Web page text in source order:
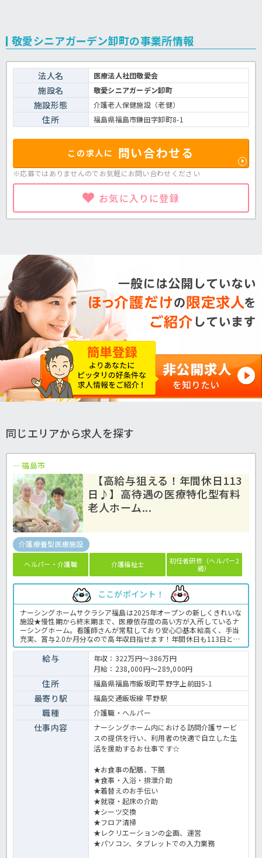
敬愛シニアガーデン卸町の事業所情報
法人名 医療法人社団敬愛会
施設名 敬愛シニアガーデン卸町
施設形態 介護老人保健施設（老健）
住所 福島県福島市鎌田字卸町8-1
この求人に 問い合わせる
※応募ではありませんのでお気軽にお問い合わせください
お気に入りに登録
同じエリアから求人を探す
福島市
【高給与狙える！年間休日113
日♪】高待遇の医療特化型有料
老人ホーム...
介護療養型医療施設
ヘルパー・介護職 介護福祉士
初任者研修（ヘルパー2
級）
ここがポイント！
ナーシングホームサクラシア福島は2025年オープンの新しくきれいな
施設★慢性期から終末期まで、医療依存度の高い方が入所しているナ
ーシングホーム。看護師さんが常駐しており安心◎基本給高く、手当
充実、賞与2.0か月分なので高年収目指せます！年間休日も113日と多
く、お仕事だけではなくプライベートも充実する職場環境です！気に
なる方はぜひほっ介護までお問い合わせ下さい♬有料老人ホームでの
介護業務全般です。 ＜介護職 正職員 有料老人ホームの求人＞
給与
年収：322万円～386万円
月給：238,000円～289,000円
住所 福島県福島市飯坂町平野字上前田5-1
最寄り駅 福島交通飯坂線 平野駅
職種 介護職・ヘルパー
仕事内容
ナーシングホーム内における訪問介護サービ
スの提供を行い、利用者の快適で自立した生
活を援助するお仕事です☆
★お食事の配膳、下膳
★食事・入浴・排泄介助
★着替えのお手伝い
★就寝・起床の介助
★シーツ交換
★フロア清掃
★レクリエーションの企画、運営
★パソコン、タブレットでの入力業務